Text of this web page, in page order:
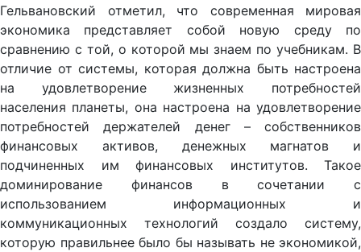
Гельвановский отметил, что современная мировая
экономика представляет собой новую среду по
сравнению с той, о которой мы знаем по учебникам. В
отличие от системы, которая должна быть настроена
на удовлетворение жизненных потребностей
населения планеты, она настроена на удовлетворение
потребностей держателей денег – собственников
финансовых активов, денежных магнатов и
подчиненных им финансовых институтов. Такое
доминирование финансов в сочетании с
использованием информационных и
коммуникационных технологий создало систему,
которую правильнее было бы называть не экономикой,